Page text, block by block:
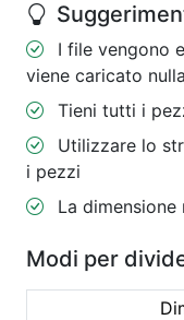
I file vengono
viene caricato nulla
Tieni tutti i
Utilizzare lo
i pezzi
La dimensione
Modi per